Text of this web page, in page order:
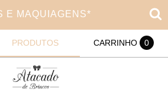
E MAQUIAGENS*
PRODUTOS CARRINHO 0